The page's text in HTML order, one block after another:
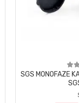
SGS MONOFAZE